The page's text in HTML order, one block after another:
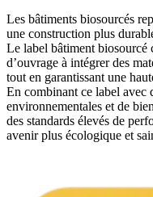
Les bâtiments biosourcés
une construction plus
Le label bâtiment biosourcé
d’ouvrage à intégrer des
tout en garantissant une
En combinant ce label avec
environnementales et de
des standards élevés de
avenir plus écologique et